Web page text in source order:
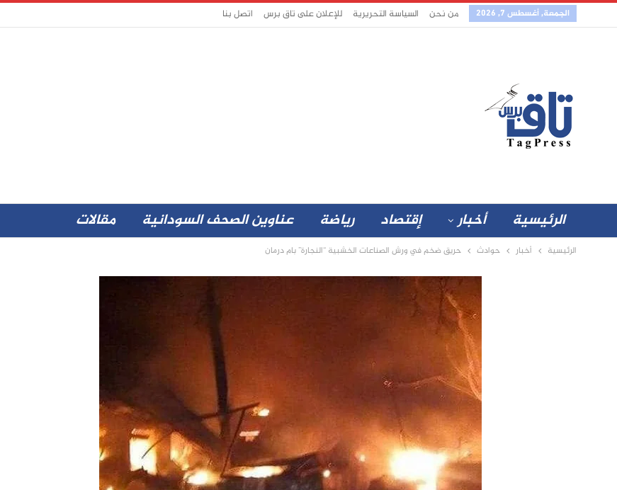
الجمعة, أغسطس 7, 2026 من نحن السياسة التحريرية للإعلان على تاق برس اتصل بنا
الرئيسية أخبار إقتصاد رياضة عناوين الصحف السودانية مقالات
الرئيسية أخبار حوادث حريق ضخم في ورش الصناعات الخشبية “النجارة” بام درمان